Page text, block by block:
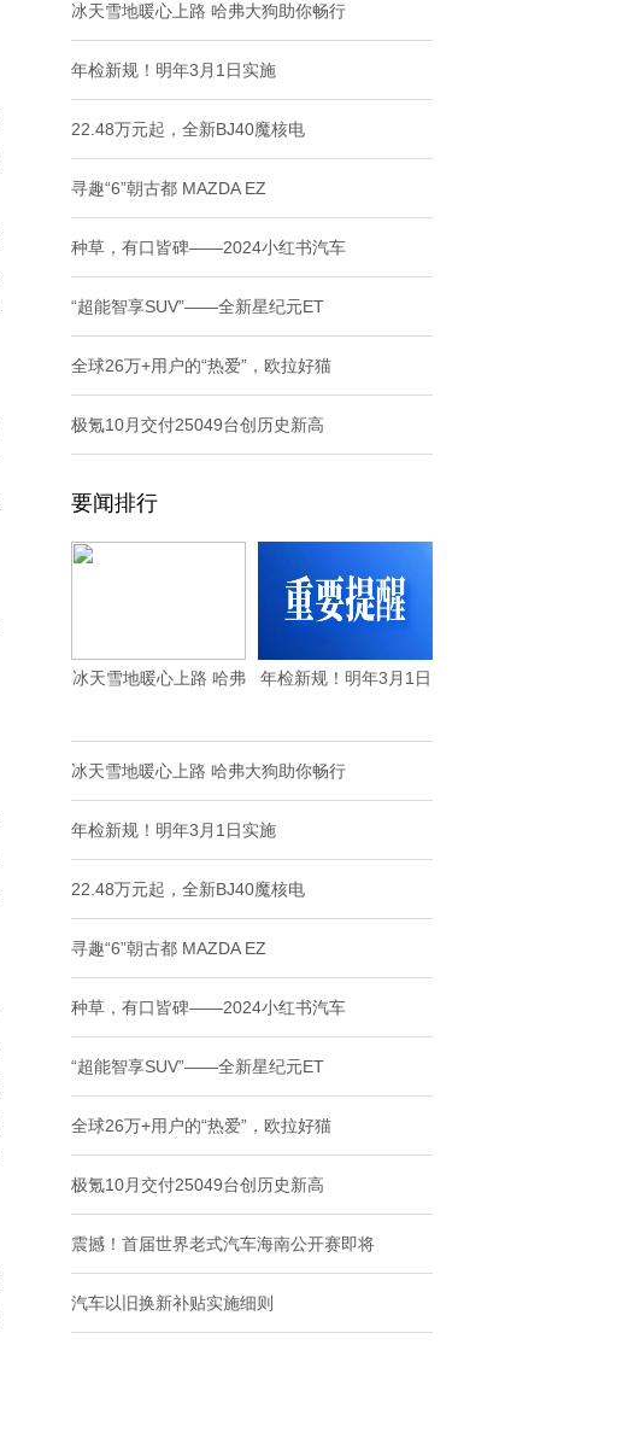
冰天雪地暖心上路 哈弗大狗助你畅行
年检新规！明年3月1日实施
22.48万元起，全新BJ40魔核电
寻趣“6”朝古都 MAZDA EZ
种草，有口皆碑——2024小红书汽车
“超能智享SUV”——全新星纪元ET
全球26万+用户的“热爱”，欧拉好猫
极氪10月交付25049台创历史新高
要闻排行
冰天雪地暖心上路 哈弗
年检新规！明年3月1日
冰天雪地暖心上路 哈弗大狗助你畅行
年检新规！明年3月1日实施
22.48万元起，全新BJ40魔核电
寻趣“6”朝古都 MAZDA EZ
种草，有口皆碑——2024小红书汽车
“超能智享SUV”——全新星纪元ET
全球26万+用户的“热爱”，欧拉好猫
极氪10月交付25049台创历史新高
震撼！首届世界老式汽车海南公开赛即将
汽车以旧换新补贴实施细则